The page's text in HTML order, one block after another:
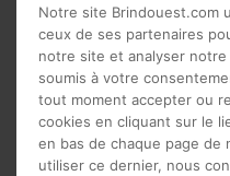
. Dimensions: Longueur 130
x Profondeur 70 cm x Hauteur
35 cm Couleur unique: gris
Délais de livraison: 3 à 4
semaines.
Notre site Brindouest.com
ceux de ses partenaires
notre site et analyser
soumis à votre
tout moment accepter ou
cookies en cliquant sur le
en bas de chaque page de
utiliser ce dernier, nous